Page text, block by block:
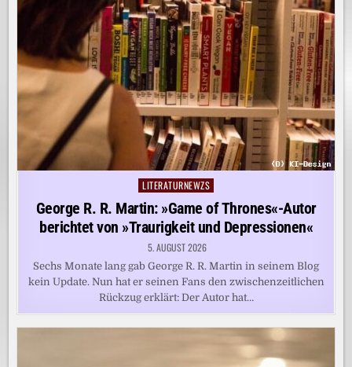
Posted
in
LITERATURNEWZS
George R. R. Martin: »Game of Thrones«-Autor
berichtet von »Traurigkeit und Depressionen«
5. AUGUST 2026
Sechs Monate lang gab George R. R. Martin in seinem Blog
kein Update. Nun hat er seinen Fans den zwischenzeitlichen
Rückzug erklärt: Der Autor hat…